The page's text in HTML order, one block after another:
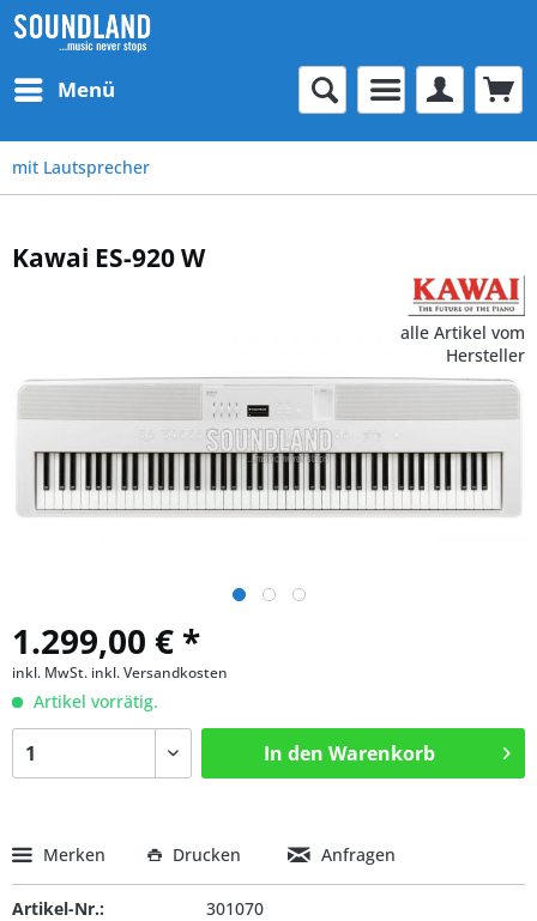
Menü
mit Lautsprecher
Kawai ES-920 W
alle Artikel vom
Hersteller
1.299,00 € *
inkl. MwSt. inkl. Versandkosten
Artikel vorrätig.
In den Warenkorb
Merken Drucken Anfragen
Artikel-Nr.: 301070